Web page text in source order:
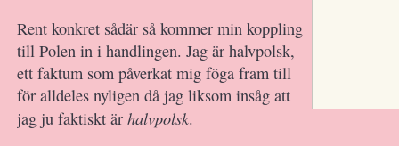
Rent konkret sådär så kommer min koppling
till Polen in i handlingen. Jag är halvpolsk,
ett faktum som påverkat mig föga fram till
för alldeles nyligen då jag liksom insåg att
jag ju faktiskt är halvpolsk.